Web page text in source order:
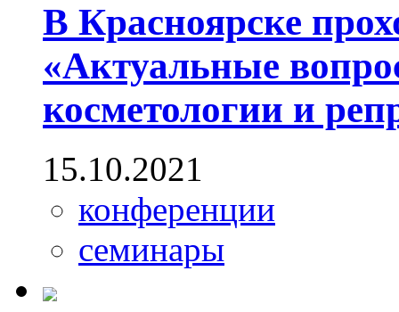
В Красноярске
«Актуальные
косметологии и
15.10.2021
конференции
семинары